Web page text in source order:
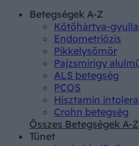
Betegségek A-Z
Kötőhártya-
Endometriózis
Pikkelysömör
Pajzsmirigy
ALS betegség
PCOS
Hisztamin
Crohn betegség
Összes Betegségek A-Z
Tünet